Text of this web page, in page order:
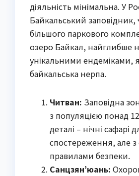
діяльність мінімальна. У
Байкальський заповідник,
більшого паркового
озеро Байкал, найглибше
унікальними ендеміками,
байкальська нерпа.
Читван: Заповідна
з популяцією понад
деталі – нічні сафарі
спостереження, але
правилами безпеки.
Санцзян’юань: